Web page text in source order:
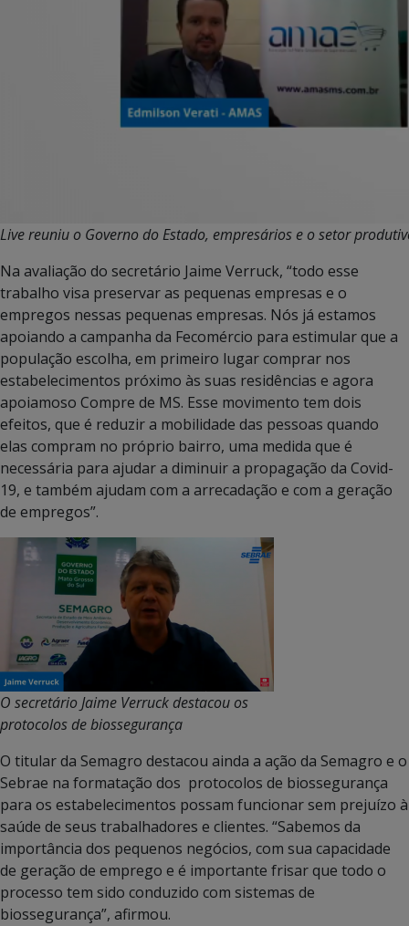
Live reuniu o Governo do Estado, empresários e o setor
Na avaliação do secretário Jaime Verruck, “todo esse
trabalho visa preservar as pequenas empresas e o
empregos nessas pequenas empresas. Nós já estamos
apoiando a campanha da Fecomércio para estimular que a
população escolha, em primeiro lugar comprar nos
estabelecimentos próximo às suas residências e agora
apoiamoso Compre de MS. Esse movimento tem dois
efeitos, que é reduzir a mobilidade das pessoas quando
elas compram no próprio bairro, uma medida que é
necessária para ajudar a diminuir a propagação da Covid-
19, e também ajudam com a arrecadação e com a geração
de empregos”.
O secretário Jaime Verruck destacou os
protocolos de biossegurança
O titular da Semagro destacou ainda a ação da Semagro e o
Sebrae na formatação dos protocolos de biossegurança
para os estabelecimentos possam funcionar sem prejuízo à
saúde de seus trabalhadores e clientes. “Sabemos da
importância dos pequenos negócios, com sua capacidade
de geração de emprego e é importante frisar que todo o
processo tem sido conduzido com sistemas de
biossegurança”, afirmou.